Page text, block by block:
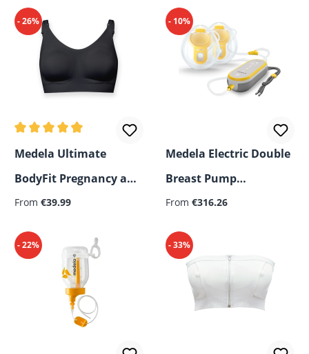
- 26%
Average rating of 4.67 out of 5 stars
Medela Ultimate
BodyFit Pregnancy and
Nursing Bra
Regular price:
From €39.99
- 10%
Medela Electric Double
Breast Pump
Freestyle™ Hands-free
From €316.26
- 22% - 33%